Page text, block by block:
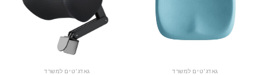
גאדג'טים למשרד גאדג'טים למשרד